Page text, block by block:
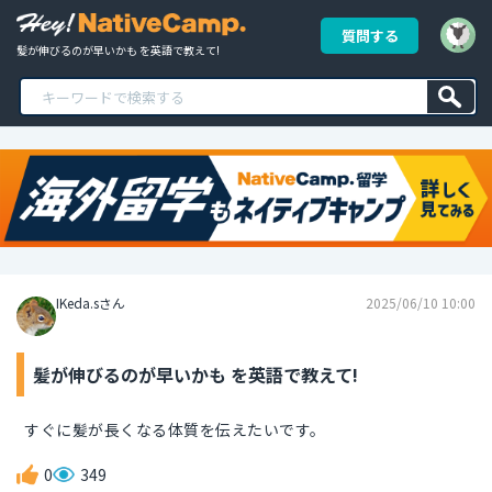
髪が伸びるのが早いかも を英語で教えて!
質問する
IKeda.sさん 2025/06/10 10:00
髪が伸びるのが早いかも を英語で教えて!
すぐに髪が長くなる体質を伝えたいです。
0 349